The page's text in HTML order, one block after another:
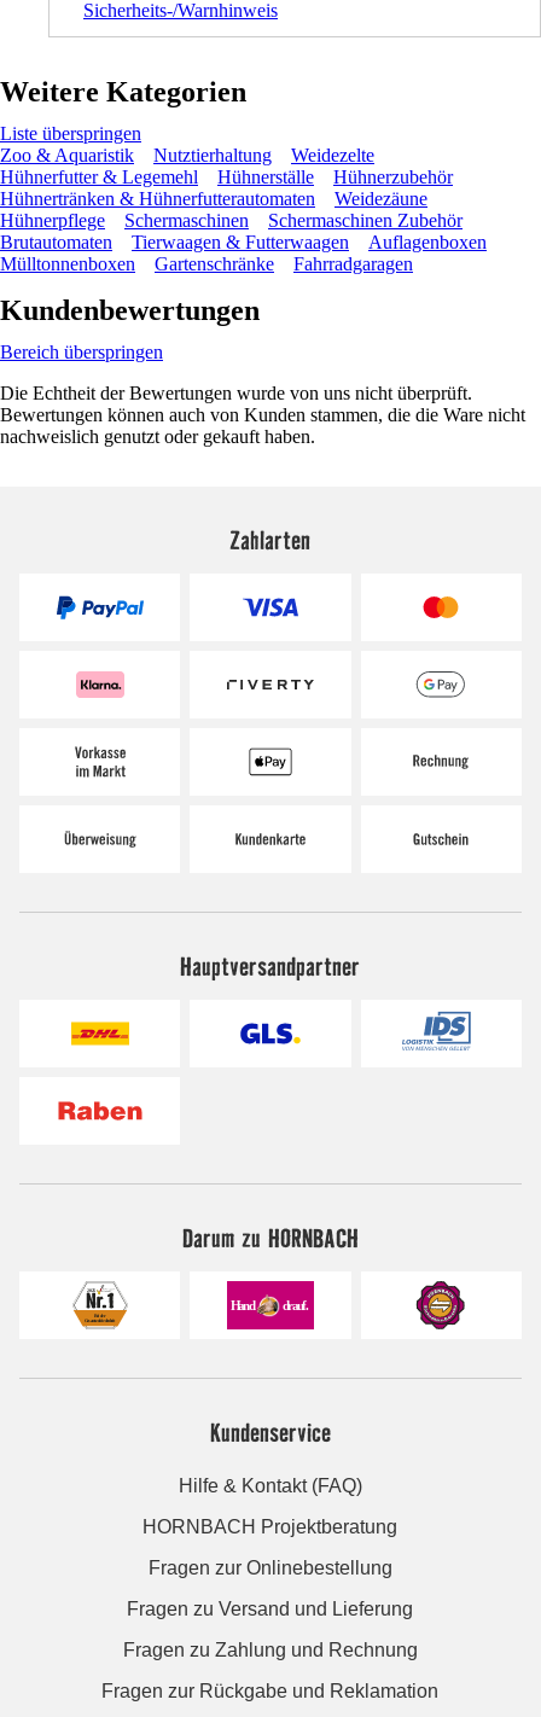
Sicherheits-/Warnhinweis
Weitere Kategorien
Liste überspringen
Zoo & Aquaristik
Nutztierhaltung
Weidezelte
Hühnerfutter & Legemehl
Hühnerställe
Hühnerzubehör
Hühnertränken & Hühnerfutterautomaten
Weidezäune
Hühnerpflege
Schermaschinen
Schermaschinen Zubehör
Brutautomaten
Tierwaagen & Futterwaagen
Auflagenboxen
Mülltonnenboxen
Gartenschränke Fahrradgaragen
Kundenbewertungen
Bereich überspringen
Die Echtheit der Bewertungen wurde von uns nicht überprüft.
Bewertungen können auch von Kunden stammen, die die Ware nicht
nachweislich genutzt oder gekauft haben.
Zahlarten
Hauptversandpartner
Darum zu HORNBACH
Kundenservice
Hilfe & Kontakt (FAQ)
HORNBACH Projektberatung
Fragen zur Onlinebestellung
Fragen zu Versand und Lieferung
Fragen zu Zahlung und Rechnung
Fragen zur Rückgabe und Reklamation